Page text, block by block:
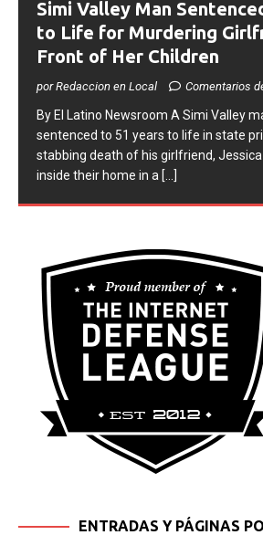
Simi Valley Man
to Life for Murdering
Front of Her Children
por Redaccion en Local Comentarios
​By El Latino Newsroom ​A Simi Valley
sentenced to 51 years to life in state
stabbing death of his girlfriend,
inside their home in a [...]
ENTRADAS Y PÁGINAS